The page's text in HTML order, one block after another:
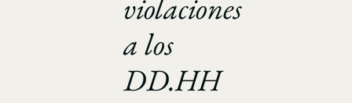
violaciones
a los
DD.HH